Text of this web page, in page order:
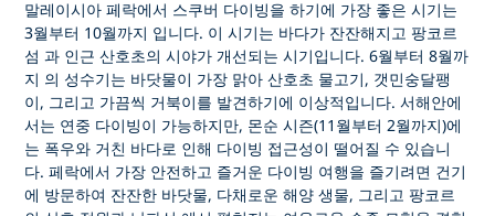
말레이시아 페락에서 스쿠버 다이빙을 하기에 가장 좋은 시기는
3월부터 10월까지 입니다. 이 시기는 바다가 잔잔해지고 팡코르
섬 과 인근 산호초의 시야가 개선되는 시기입니다.6월부터 8월까
지 의 성수기는 바닷물이 가장 맑아 산호초 물고기, 갯민숭달팽
이, 그리고 가끔씩 거북이를 발견하기에 이상적입니다. 서해안에
서는 연중 다이빙이 가능하지만, 몬순 시즌(11월부터 2월까지)에
는 폭우와 거친 바다로 인해 다이빙 접근성이 떨어질 수 있습니
다. 페락에서 가장 안전하고 즐거운 다이빙 여행을 즐기려면 건기
에 방문하여 잔잔한 바닷물, 다채로운 해양 생물, 그리고 팡코르